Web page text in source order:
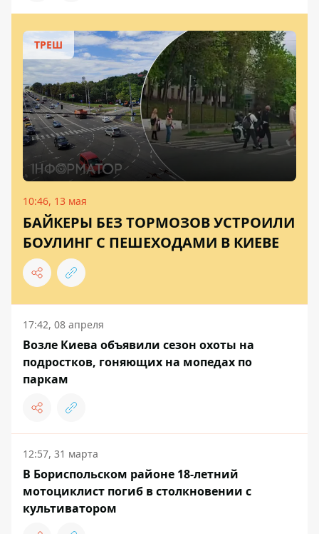
ТРЕШ
10:46, 13 мая
БАЙКЕРЫ БЕЗ ТОРМОЗОВ УСТРОИЛИ
БОУЛИНГ С ПЕШЕХОДАМИ В КИЕВЕ
17:42, 08 апреля
Возле Киева объявили сезон охоты на
подростков, гоняющих на мопедах по
паркам
12:57, 31 марта
В Бориспольском районе 18-летний
мотоциклист погиб в столкновении с
культиватором